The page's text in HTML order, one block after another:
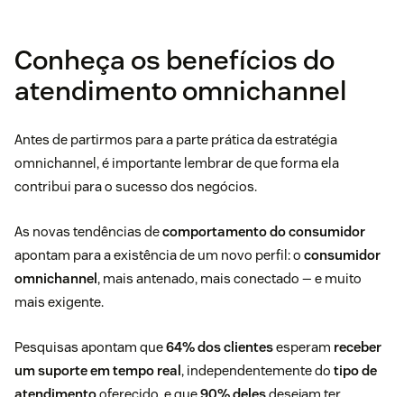
Conheça os benefícios do
atendimento omnichannel
Antes de partirmos para a parte prática da estratégia
omnichannel, é importante lembrar de que forma ela
contribui para o sucesso dos negócios.
As novas tendências decomportamento do consumidor
apontam para a existência de um novo perfil: o consumidor
omnichannel , mais antenado, mais conectado — e muito
mais exigente.
Pesquisas apontam que64% dos clientesesperam receber
um suporte em tempo real , independentemente do tipo de